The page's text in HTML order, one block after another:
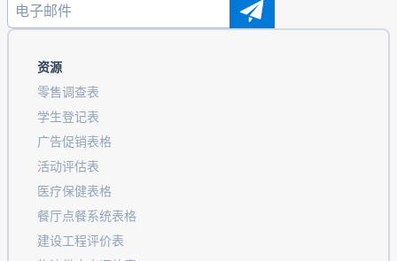
资源
零售调查表
学生登记表
广告促销表格
活动评估表
医疗保健表格
餐厅点餐系统表格
建设工程评价表